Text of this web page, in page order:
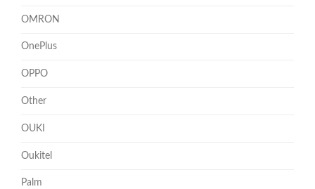
OMRON
OnePlus
OPPO
Other
OUKI
Oukitel
Palm